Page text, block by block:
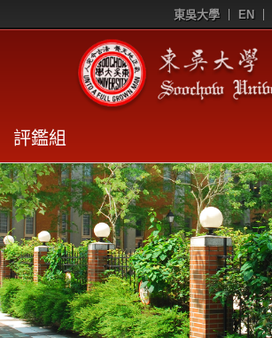
東吳大學 EN
評鑑組